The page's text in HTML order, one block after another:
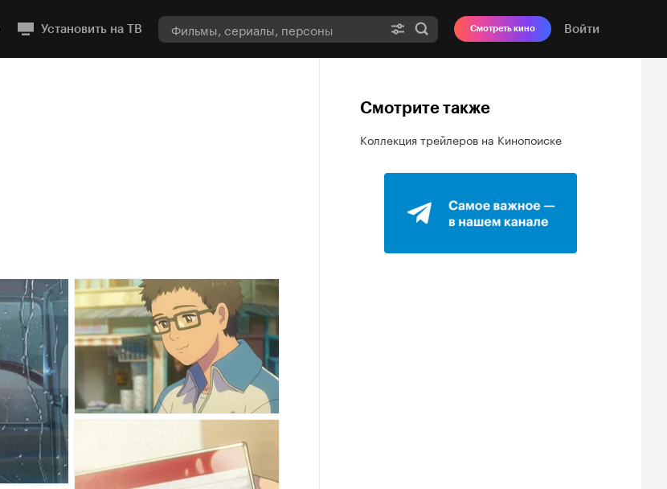
Установить на ТВ Смотреть кино Войти
Смотрите также
Коллекция трейлеров на Кинопоиске